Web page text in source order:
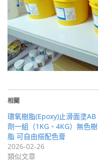
相關
環氧樹脂(Epoxy)止滑面塗AB
劑一組（1KG、4KG）無色樹
脂 可自由搭配色膏
2026-02-26
類似文章